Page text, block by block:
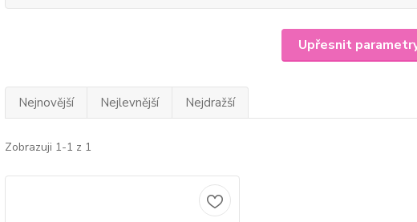
Upřesnit
Nejnovější Nejlevnější Nejdražší
Zobrazuji 1-1 z 1